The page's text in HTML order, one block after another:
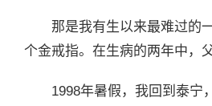
那是我有生以来最难过的
个金戒指。在生病的两年中
1998年暑假，我回到泰宁